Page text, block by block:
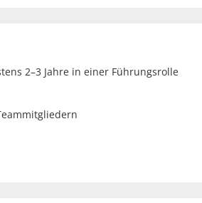
2–3 Jahre in einer Führungsrolle